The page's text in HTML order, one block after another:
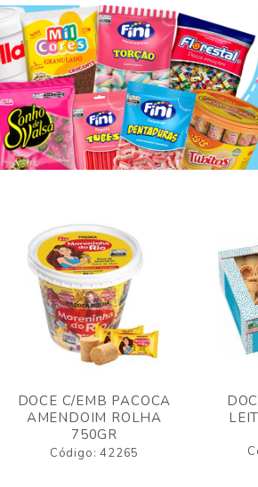
DOCE C/EMB PACOCA
AMENDOIM ROLHA
750GR
Código: 42265